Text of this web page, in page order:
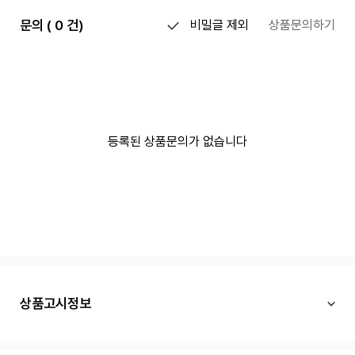
문의 ( 0 건) 비밀글 제외 상품문의하기
등록된 상품문의가 없습니다
상품고시정보